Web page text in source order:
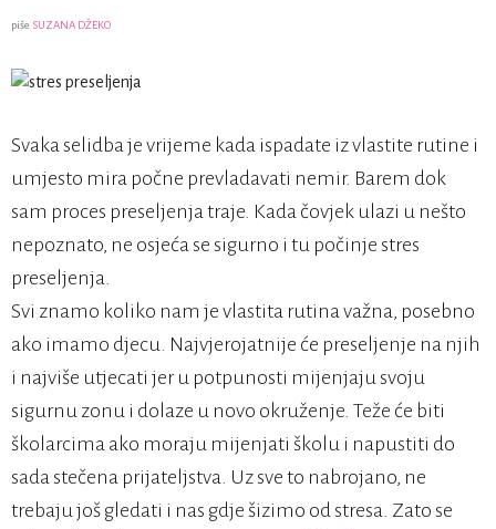
piše SUZANA DŽEKO
Svaka selidba je vrijeme kada ispadate iz vlastite rutine i
umjesto mira počne prevladavati nemir. Barem dok
sam proces preseljenja traje. Kada čovjek ulazi u nešto
nepoznato, ne osjeća se sigurno i tu počinje stres
preseljenja.
Svi znamo koliko nam je vlastita rutina važna, posebno
ako imamo djecu. Najvjerojatnije će preseljenje na njih
i najviše utjecati jer u potpunosti mijenjaju svoju
sigurnu zonu i dolaze u novo okruženje. Teže će biti
školarcima ako moraju mijenjati školu i napustiti do
sada stečena prijateljstva. Uz sve to nabrojano, ne
trebaju još gledati i nas gdje šizimo od stresa. Zato se